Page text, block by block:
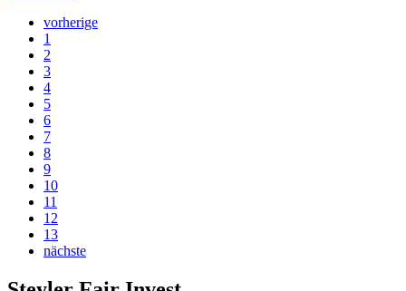
vorherige
1
2
3
4
5
6
7
8
9
10
11
12
13
nächste